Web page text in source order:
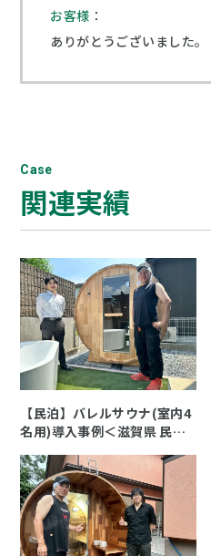
お客様 ：
ありがとうございました。
Case
関連実績
【民泊】バレルサウナ(室内4
名用)導入事例＜滋賀県 民泊